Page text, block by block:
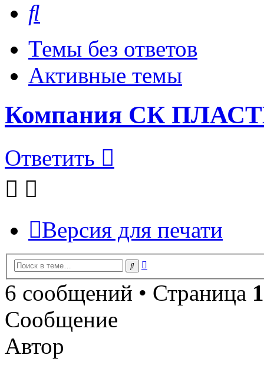
Темы без ответов
Активные темы
Компания СК
Ответить
Версия для печати
Поиск
6 сообщений • Страница 1
Сообщение
Автор